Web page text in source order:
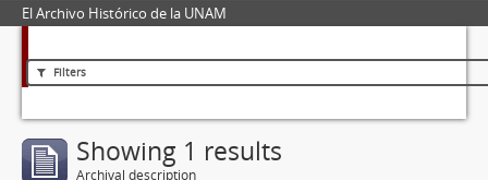
El Archivo Histórico de la UNAM
Filters
Showing 1 results
Archival description